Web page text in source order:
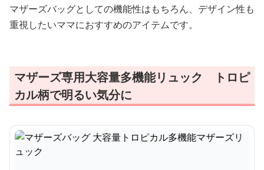
マザーズバッグとしての機能性はもちろん、デザイン性も
重視したいママにおすすめのアイテムです。
マザーズ専用大容量多機能リュック トロピ
カル柄で明るい気分に